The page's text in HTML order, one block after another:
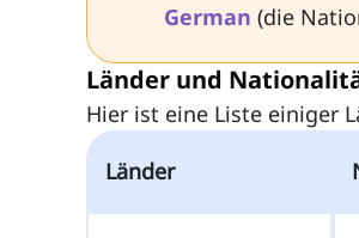
German (die
Länder und
Hier ist eine Liste einiger
Länder